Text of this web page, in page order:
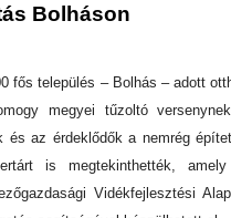
Bolháson
fős település – Bolhás – adott
megyei tűzoltó
és az érdeklődők a nemrég
is megtekinthették,
Vidékfejlesztési